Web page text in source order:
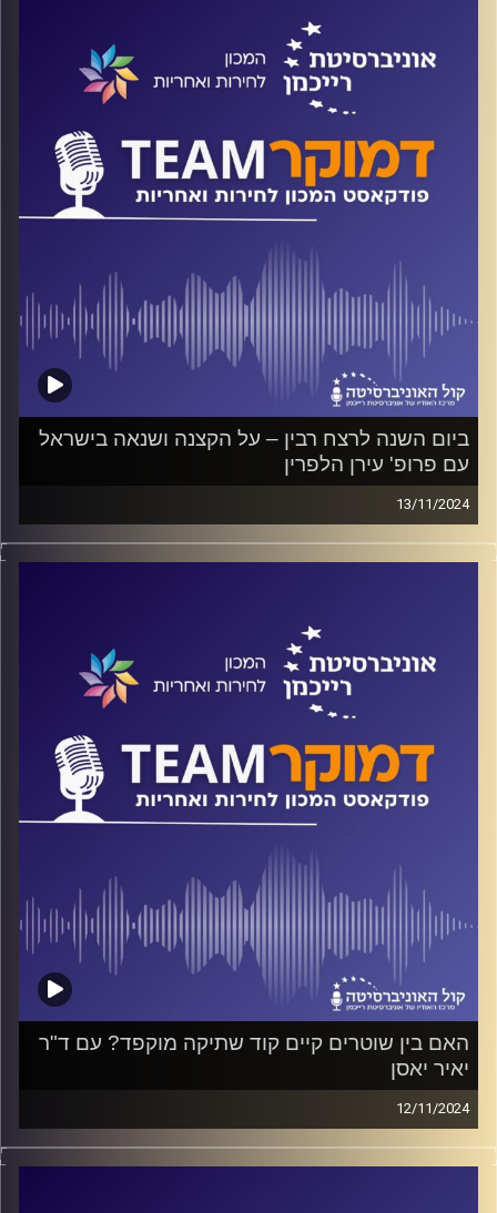
המלחמה, על התמיכה בממשלה אחרי טבח השבעה באוקטובר
והמלחמה? כיצד משפיע אופי השיח בפוליטיקה הישראלית על
אופי המחאה והרכב המשתתפים בה? על כל אלה ועוד ישוחח
ד"ר חיים וייצמן עם פרופ' יובל פיינשטיין
קרדיט תמונות:המכון לחירות ואחריות
ביום השנה לרצח רבין – על הקצנה ושנאה בישראל
עם פרופ' עירן הלפרין
13/11/2024
פודקאסט המכון לחירות ואחריות באוניברסיטת רייכמן
של נורמות חברתיות, סובלנות ושוויון בישראל והאם יש תקווה
לריפוי?
על כל אלה ועוד ישוחח ד"ר חיים וייצמן עם פרופ' עירן הלפרין.
קרדיט תמונות:המכון לחירות ואחריות
האם בין שוטרים קיים קוד שתיקה מוקפד? עם ד"ר
יאיר יאסן
12/11/2024
פודקאסט המכון לחירות ואחריות באוניברסיטת רייכמן